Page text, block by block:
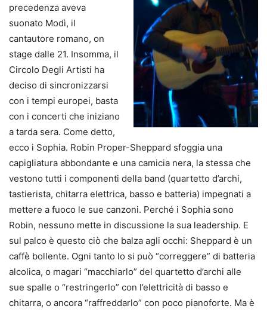
precedenza aveva
suonato Modì, il
cantautore romano, on
stage dalle 21. Insomma, il
Circolo Degli Artisti ha
deciso di sincronizzarsi
con i tempi europei, basta
con i concerti che iniziano
a tarda sera. Come detto,
ecco i Sophia. Robin Proper-Sheppard sfoggia una
capigliatura abbondante e una camicia nera, la stessa che
vestono tutti i componenti della band (quartetto d’archi,
tastierista, chitarra elettrica, basso e batteria) impegnati a
mettere a fuoco le sue canzoni. Perché i Sophia sono
Robin, nessuno mette in discussione la sua leadership. E
sul palco è questo ciò che balza agli occhi: Sheppard è un
caffè bollente. Ogni tanto lo si può “correggere” di batteria
alcolica, o magari “macchiarlo” del quartetto d’archi alle
sue spalle o “restringerlo” con l’elettricità di basso e
chitarra, o ancora “raffreddarlo” con poco pianoforte. Ma è